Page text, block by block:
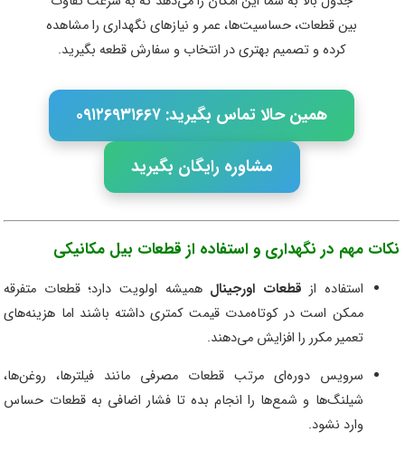
بین قطعات، حساسیت‌ها، عمر و نیازهای نگهداری را مشاهده
کرده و تصمیم بهتری در انتخاب و سفارش قطعه بگیرید.
همین حالا تماس بگیرید: ۰۹۱۲۶۹۳۱۶۶۷
مشاوره رایگان بگیرید
نکات مهم در نگهداری و استفاده از قطعات بیل مکانیکی
استفاده از قطعات اورجینال همیشه اولویت دارد؛ قطعات متفرقه
ممکن است در کوتاه‌مدت قیمت کمتری داشته باشند اما هزینه‌های
تعمیر مکرر را افزایش می‌دهند.
سرویس دوره‌ای مرتب قطعات مصرفی مانند فیلترها، روغن‌ها،
شیلنگ‌ها و شمع‌ها را انجام بده تا فشار اضافی به قطعات حساس
وارد نشود.